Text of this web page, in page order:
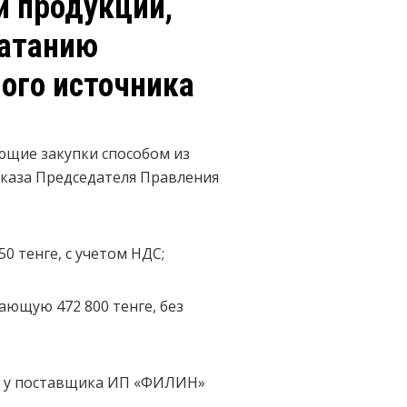
источника
закупки способом из
Председателя Правления
тенге, с учетом НДС;
472 800 тенге, без
у поставщика ИП «ФИЛИН»